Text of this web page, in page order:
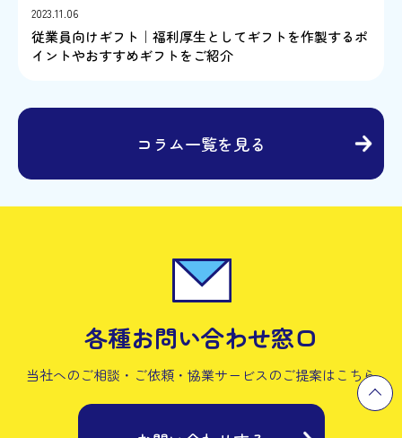
2023.11.06
従業員向けギフト｜福利厚生としてギフトを作製するポ
イントやおすすめギフトをご紹介
コラム一覧を見る
各種お問い合わせ窓口
当社へのご相談・ご依頼・協業サービスのご提案はこちら